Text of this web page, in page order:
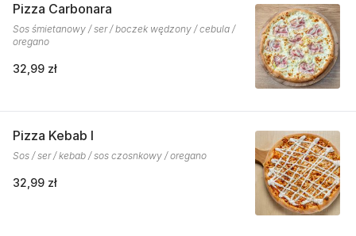
Pizza Carbonara
Sos śmietanowy / ser / boczek wędzony / cebula /
oregano
32,99 zł
Pizza Kebab I
Sos / ser / kebab / sos czosnkowy / oregano
32,99 zł